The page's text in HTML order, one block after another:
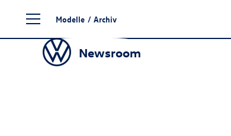
Seiteninhalt
springen
Modelle / Archiv
Newsroom